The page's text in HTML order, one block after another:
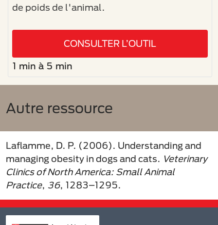
de poids de l'animal.
CONSULTER L’OUTIL
1 min à 5 min
Autre ressource
Laflamme, D. P. (2006). Understanding and
managing obesity in dogs and cats. Veterinary
Clinics of North America: Small Animal
Practice, 36, 1283–1295.